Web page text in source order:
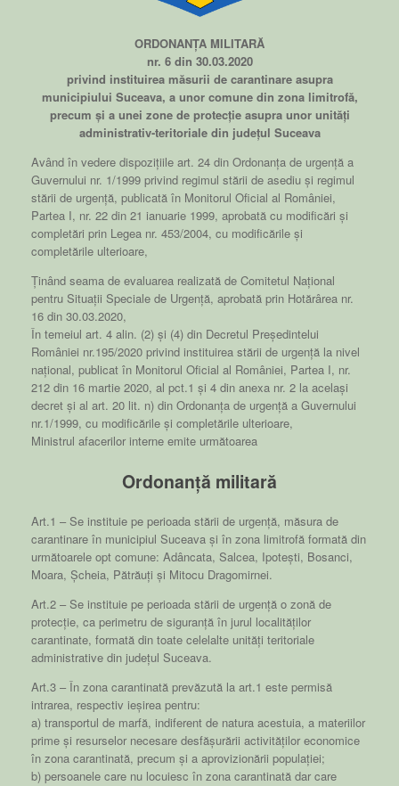
ORDONANȚA MILITARĂ
nr. 6 din 30.03.2020
privind instituirea măsurii de carantinare asupra
municipiului Suceava, a unor comune din zona limitrofă,
precum și a unei zone de protecție asupra unor unități
administrativ-teritoriale din județul Suceava
Având în vedere dispozițiile art. 24 din Ordonanța de urgență a
Guvernului nr. 1/1999 privind regimul stării de asediu și regimul
stării de urgență, publicată în Monitorul Oficial al României,
Partea I, nr. 22 din 21 ianuarie 1999, aprobată cu modificări și
completări prin Legea nr. 453/2004, cu modificările și
completările ulterioare,
Ținând seama de evaluarea realizată de Comitetul Național
pentru Situații Speciale de Urgență, aprobată prin Hotărârea nr.
16 din 30.03.2020,
În temeiul art. 4 alin. (2) și (4) din Decretul Președintelui
României nr.195/2020 privind instituirea stării de urgență la nivel
național, publicat în Monitorul Oficial al României, Partea I, nr.
212 din 16 martie 2020, al pct.1 și 4 din anexa nr. 2 la același
decret și al art. 20 lit. n) din Ordonanța de urgență a Guvernului
nr.1/1999, cu modificările și completările ulterioare,
Ministrul afacerilor interne emite următoarea
Ordonanță militară
Art.1 – Se instituie pe perioada stării de urgență, măsura de
carantinare în municipiul Suceava și în zona limitrofă formată din
următoarele opt comune: Adâncata, Salcea, Ipotești, Bosanci,
Moara, Șcheia, Pătrăuți și Mitocu Dragomirnei.
Art.2 – Se instituie pe perioada stării de urgență o zonă de
protecție, ca perimetru de siguranță în jurul localităților
carantinate, formată din toate celelalte unități teritoriale
administrative din județul Suceava.
Art.3 – În zona carantinată prevăzută la art.1 este permisă
intrarea, respectiv ieșirea pentru:
a) transportul de marfă, indiferent de natura acestuia, a materiilor
prime și resurselor necesare desfășurării activităților economice
în zona carantinată, precum și a aprovizionării populației;
b) persoanele care nu locuiesc în zona carantinată dar care